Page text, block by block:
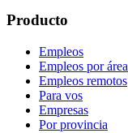
Producto
Empleos
Empleos por área
Empleos remotos
Para vos
Empresas
Por provincia